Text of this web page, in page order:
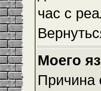
час с
Моего
Причина